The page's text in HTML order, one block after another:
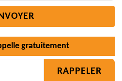
gratuitement